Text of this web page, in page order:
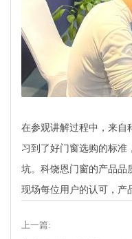
在参观讲解过程中，来自
习到了好门窗选购的标准
坑。科饶恩门窗的产品品
现场每位用户的认可，产
上一篇: